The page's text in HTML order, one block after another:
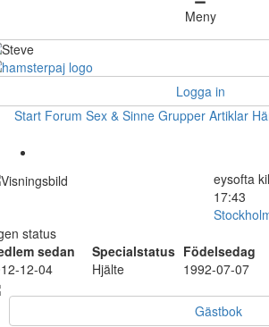
Meny
Logga in
Start Forum Sex & Sinne Grupper Artiklar
eysofta
17:43
status
sedan
Specialstatus Födelsedag
12-04
Hjälte 1992-07-07
Gästbok